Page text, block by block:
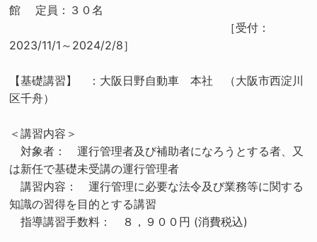
館 定員：３０名
［受付：
2023/11/1～2024/2/8］
【基礎講習】 ：大阪日野自動車 本社 （大阪市西淀川
区千舟）
＜講習内容＞
対象者： 運行管理者及び補助者になろうとする者、又
は新任で基礎未受講の運行管理者
講習内容： 運行管理に必要な法令及び業務等に関する
知識の習得を目的とする講習
指導講習手数料： ８，９００円 (消費税込)